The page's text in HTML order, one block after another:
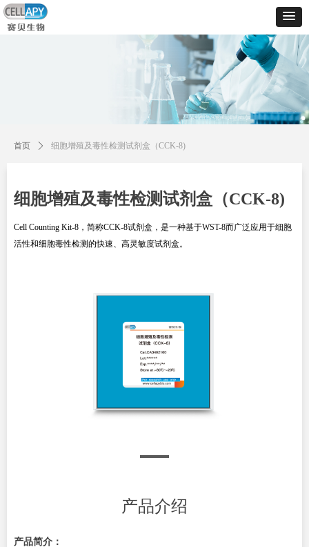
细胞增殖及毒性检测试剂盒（CCK-8)
Cell Counting Kit-8，简称CCK-8试剂盒，是一种基于WST-8而广泛应用于细胞
活性和细胞毒性检测的快速、高灵敏度试剂盒。
产品介绍
产品简介：
控件[tem_25_34]渲染出错,Source:未将对象引用设置到对象的实例。
首页 ꄲ 细胞增殖及毒性检测试剂盒（CCK-8)
控件[tem_25_34]渲染出错,Source:未将对象引用设置到对象的实例。